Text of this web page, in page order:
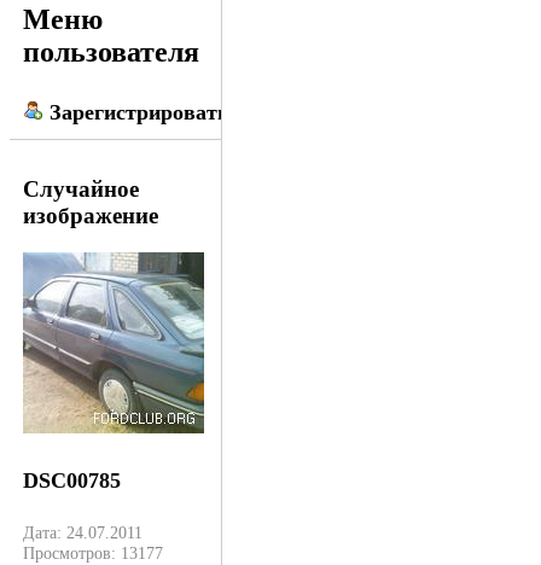
Меню
пользователя
Зарегистрироваться
Случайное
изображение
DSC00785
Дата: 24.07.2011
Просмотров: 13177